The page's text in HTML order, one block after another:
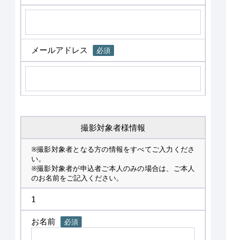
メールアドレス 必須
撮影対象者様情報
※撮影対象者となる方の情報をすべてご入力くださ
い。
※撮影対象者が申込者ご本人のみの場合は、ご本人
のお名前をご記入ください。
1
お名前
必須